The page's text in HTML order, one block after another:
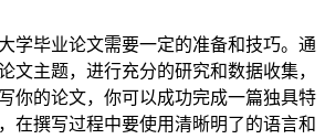
学毕业论文需要一定的准备和技巧。通
文主题，进行充分的研究和数据收集，
你的论文，你可以成功完成一篇独具特
在撰写过程中要使用清晰明了的语言和